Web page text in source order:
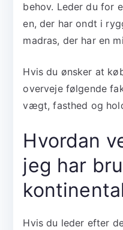
behov. Leder du for
en, der har ondt i
madras, der har en
Hvis du ønsker at
overveje følgende
vægt, fasthed og
Hvordan
jeg har
Hvis du leder efter